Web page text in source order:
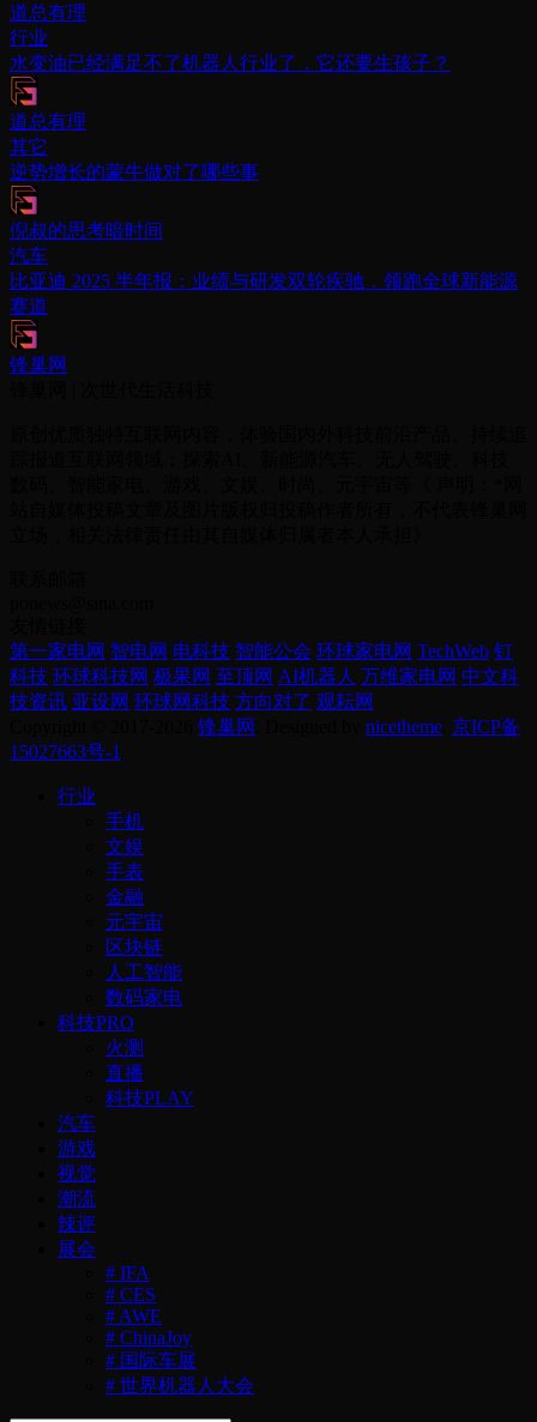
道总有理
行业
水变油已经满足不了机器人行业了，它还要生孩子？
道总有理
其它
逆势增长的蒙牛做对了哪些事
倪叔的思考暗时间
汽车
比亚迪 2025 半年报：业绩与研发双轮疾驰，领跑全球新能源
赛道​
锋巢网
第一家电网 智电网 电科技 智能公会 环球家电网 TechWeb 钉
科技 环球科技网 极果网 至顶网 AI机器人 万维家电网 中文科
技资讯 亚设网 环球网科技 方向对了 观耘网
锋巢网 nicetheme 京ICP备
15027663号-1
行业
手机
文娱
手表
金融
元宇宙
区块链
人工智能
数码家电
科技PRO
火测
直播
科技PLAY
汽车
游戏
视觉
潮流
辣评
展会
# IFA
# CES
# AWE
# ChinaJoy
# 国际车展
# 世界机器人大会